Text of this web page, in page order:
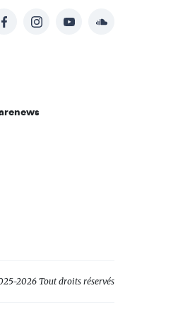
FacebookInstagramYouTubeSoundcloud
2026 Tout droits réservés